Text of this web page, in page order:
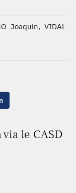
Joaquin, VIDAL-
le CASD